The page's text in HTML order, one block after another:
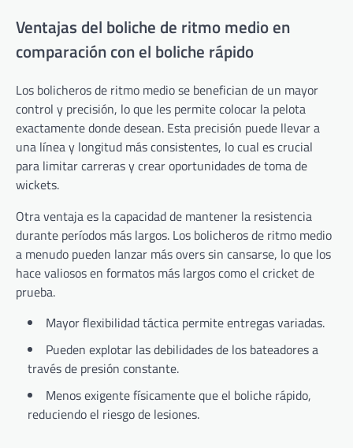
Ventajas del boliche de ritmo medio en
comparación con el boliche rápido
Los bolicheros de ritmo medio se benefician de un mayor
control y precisión, lo que les permite colocar la pelota
exactamente donde desean. Esta precisión puede llevar a
una línea y longitud más consistentes, lo cual es crucial
para limitar carreras y crear oportunidades de toma de
wickets.
Otra ventaja es la capacidad de mantener la resistencia
durante períodos más largos. Los bolicheros de ritmo medio
a menudo pueden lanzar más overs sin cansarse, lo que los
hace valiosos en formatos más largos como el cricket de
prueba.
Mayor flexibilidad táctica permite entregas variadas.
Pueden explotar las debilidades de los bateadores a
través de presión constante.
Menos exigente físicamente que el boliche rápido,
reduciendo el riesgo de lesiones.